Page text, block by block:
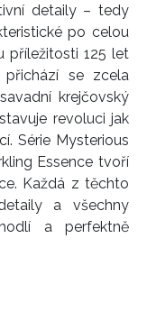
detaily – tedy
po celou
příležitosti 125 let
přichází se zcela
krejčovský
revoluci jak
Série Mysterious
Essence tvoří
Každá z těchto
a všechny
a perfektně